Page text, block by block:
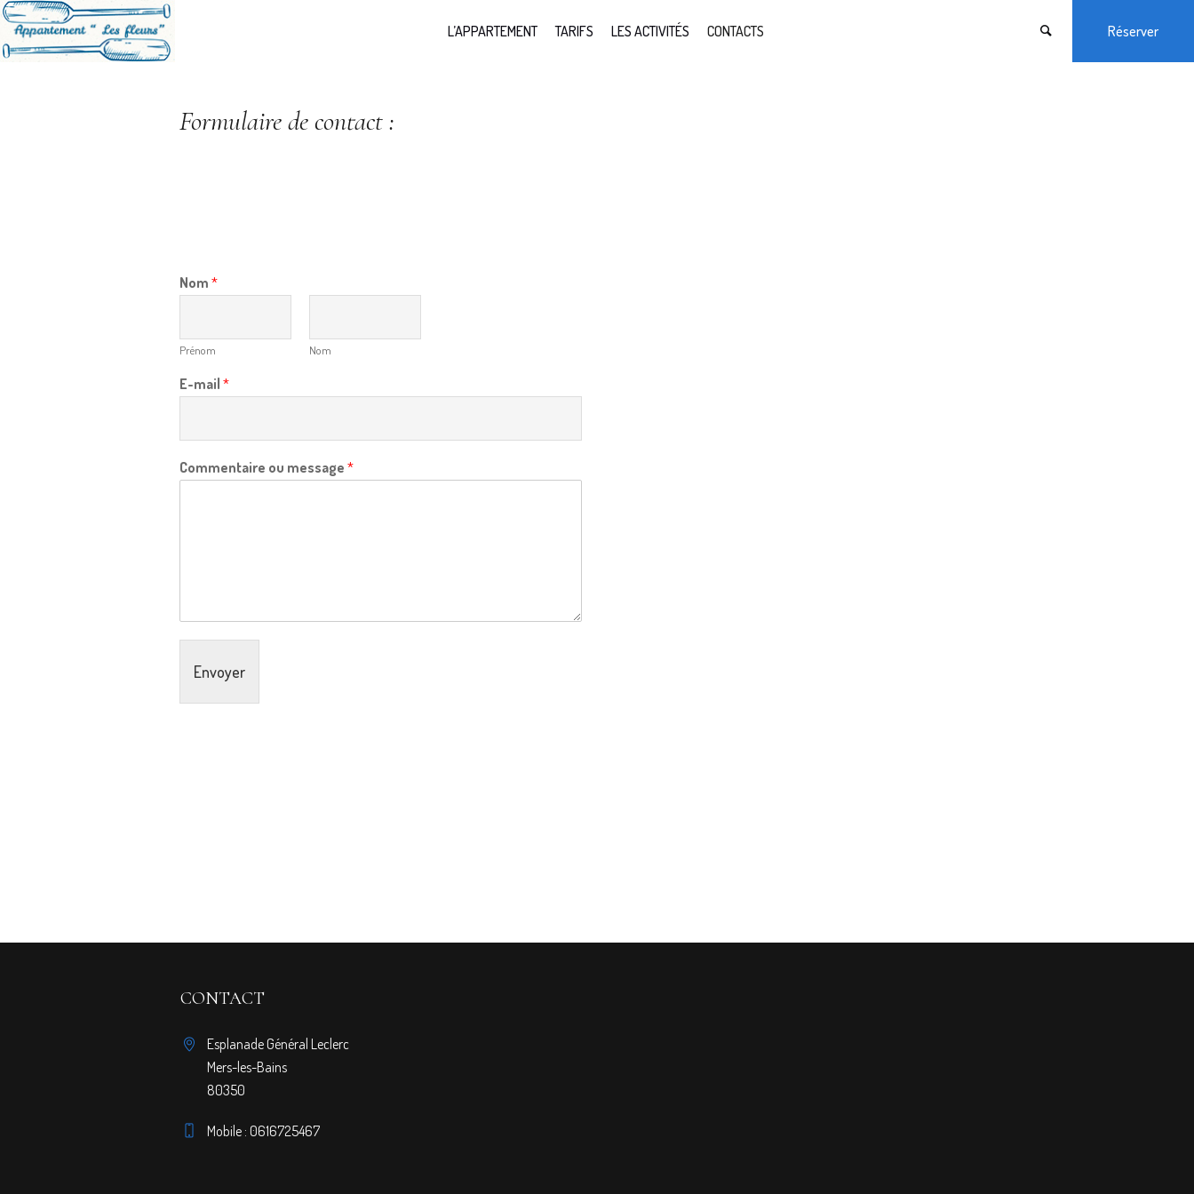
Réserver
L’APPARTEMENT TARIFS LES ACTIVITÉS CONTACTS
Formulaire de contact :
Nom *
Prénom Nom
E-mail *
Commentaire ou message *
Envoyer
CONTACT
Esplanade Général Leclerc
Mers-les-Bains
80350
Mobile : 0616725467